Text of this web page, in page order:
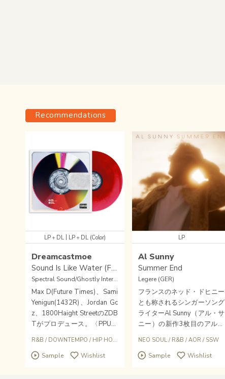
Recommendations
LP＋DL| LP＋DL (Color)
Dreamcastmoe
Sound Is Like Water (Fruit Punch Vinyl Lp)
Spectral Sound/Ghostly International (US)
Max D(Future Times)、Sami
Yenigun(1432R)、Jordan Gc
z、1800Haight StreetのZDB
Tがプロデュース。〈PPU〉
写真家、DJ、ドラマーと多岐
に活躍しているマルチな才
R&B / DOWNTEMPO / HIP HOP HOUSE
Sample Wishlist
LP
Al Sunny
Summer End
Legere (GER)
フランスのネッド・ドヒニー
とも称されるシンガーソング
ライターAl Sunny（アル・サ
ニー）の新作3枚目のアルバ
ツ・ハンブルグ名レーベルLé
gère Recordingsよりリリー
NEO SOUL/ R&B /AOR / SSW
Sample Wishlist